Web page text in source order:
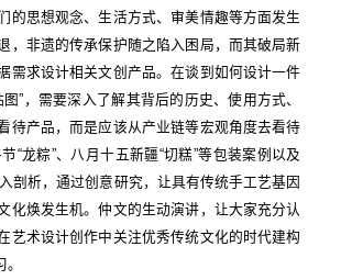
的思想观念、生活方式、审美情趣等方面发生
，非遗的传承保护随之陷入困局，而其破局新
需求设计相关文创产品。在谈到如何设计一件
”，需要深入了解其背后的历史、使用方式、
待产品，而是应该从产业链等宏观角度去看待
龙粽”、八月十五新疆“切糕”等包装案例以及
剖析，通过创意研究，让具有传统手工艺基因
化焕发生机。仲文的生动演讲，让大家充分认
艺术设计创作中关注优秀传统文化的时代建构